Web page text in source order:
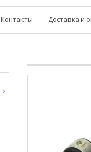
Контакты Доставка и